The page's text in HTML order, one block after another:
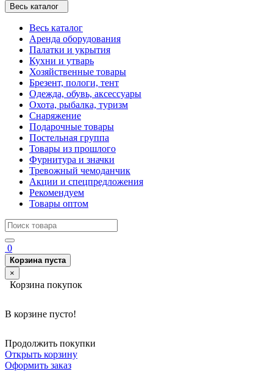
Весь каталог
Весь каталог
Аренда оборудования
Палатки и укрытия
Кухни и утварь
Хозяйственные товары
Брезент, пологи, тент
Одежда, обувь, аксессуары
Охота, рыбалка, туризм
Снаряжение
Подарочные товары
Постельная группа
Товары из прошлого
Фурнитура и значки
Тревожный чемоданчик
Акции и спецпредложения
Рекомендуем
Товары оптом
0
Корзина пуста
×
Корзина покупок
В корзине пусто!
Продолжить покупки
Открыть корзину
Оформить заказ